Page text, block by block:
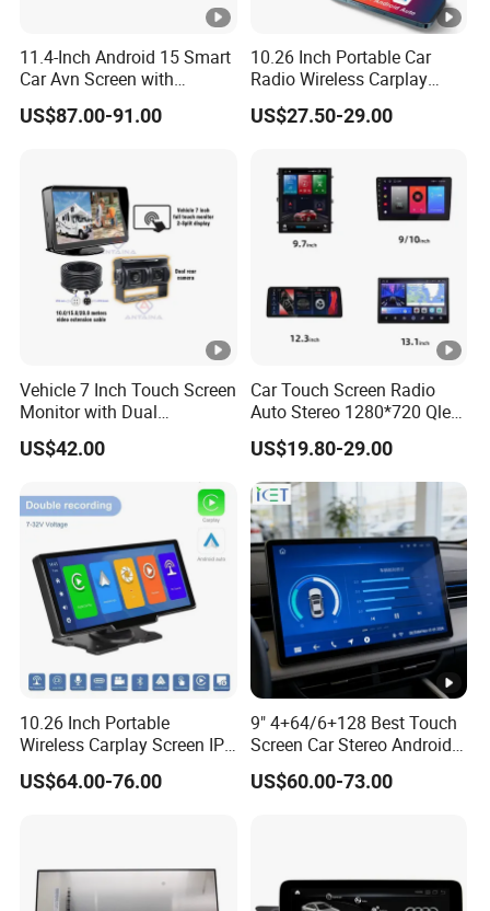
11.4-Inch Android 15 Smart
Car Avn Screen with
Android Auto & Carplay
US$87.00-91.00
10.26 Inch Portable Car
Radio Wireless Carplay
Screen Android Auto Touch
Screen Reverse Camera
US$27.50-29.00
Vehicle 7 Inch Touch Screen
Monitor with Dual
Ahd1080p Camera
US$42.00
Car Touch Screen Radio
Auto Stereo 1280*720 Qled
8 Core Car Radio Android
Universal Car DVD Player
US$19.80-29.00
10.26 Inch Portable
Wireless Carplay Screen IPS
Android Auto Multimedia
Player
US$64.00-76.00
9" 4+64/6+128 Best Touch
Screen Car Stereo Android
Auto Bt WiFi Radio
US$60.00-73.00